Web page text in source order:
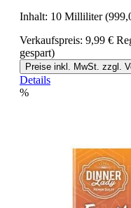
Inhalt: 10 Milliliter
Verkaufspreis: 9,99 €
gespart)
Preise inkl. MwSt. zzgl.
Details
%